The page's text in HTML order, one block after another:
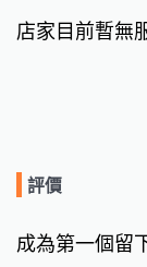
店家目前暫無
評價
成為第一個留